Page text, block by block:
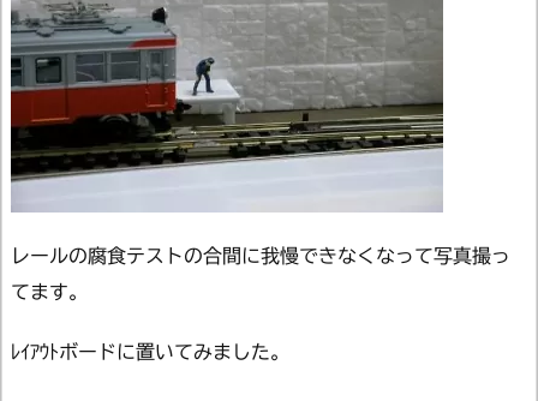
レールの腐食テストの合間に我慢できなくなって写真撮っ
てます。
ﾚｲｱｳﾄボードに置いてみました。